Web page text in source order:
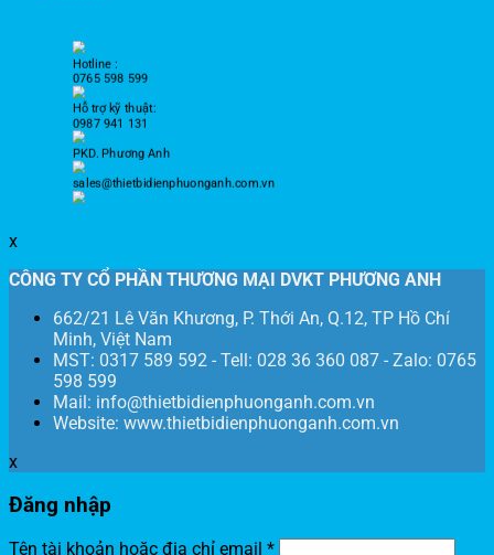
Hotline :
0765 598 599
Hỗ trợ kỹ thuật:
0987 941 131
PKD. Phương Anh
sales@thietbidienphuonganh.com.vn
x
CÔNG TY CỔ PHẦN THƯƠNG MẠI DVKT PHƯƠNG ANH
662/21 Lê Văn Khương, P. Thới An, Q.12, TP Hồ Chí
Minh, Việt Nam
MST: 0317 589 592 - Tell: 028 36 360 087 - Zalo: 0765
598 599
Mail: info@thietbidienphuonganh.com.vn
Website: www.thietbidienphuonganh.com.vn
x
Đăng nhập
Tên tài khoản hoặc địa chỉ email *